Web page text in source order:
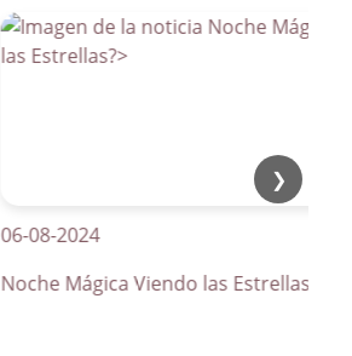
❯
06-08-2024
Noche Mágica Viendo las Estrellas